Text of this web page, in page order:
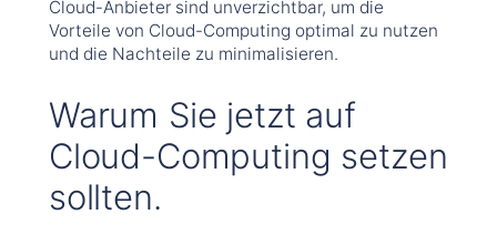
Cloud-Anbieter sind unverzichtbar, um die
Vorteile von Cloud-Computing optimal zu nutzen
und die Nachteile zu minimalisieren.
Warum Sie jetzt auf
Cloud-Computing setzen
sollten.